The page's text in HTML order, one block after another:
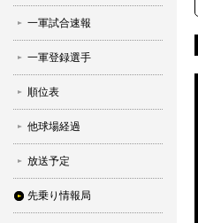
一軍試合速報
一軍登録選手
順位表
他球場経過
放送予定
先乗り情報局